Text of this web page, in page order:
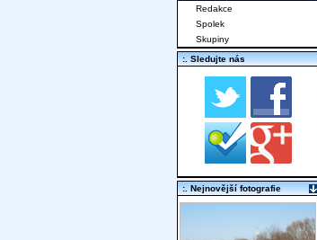
Redakce
Spolek
Skupiny
:. Sledujte nás
:. Nejnovější fotografie